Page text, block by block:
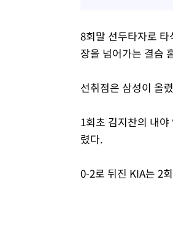
8회말 선두타자로
장을 넘어가는 결슴
선취점은 삼성이 올
1회초 김지찬의 내
렸다.
0-2로 뒤진 KIA는 2